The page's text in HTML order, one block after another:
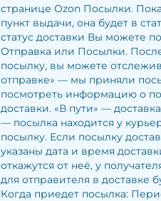
странице Ozon Посылки.
пункт выдачи, она будет в
статус доставки Вы можете
Отправка или Посылки.
посылку, вы можете
отправке» — мы приняли
посмотреть информацию о
доставки. «В пути» —
— посылка находится у
посылку. Если посылку
указаны дата и время
откажутся от неё, у
для отправителя в доставке
Когда приедет посылка: